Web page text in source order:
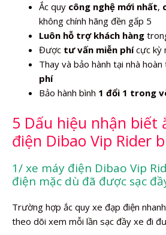
Ắc quy công nghệ mới nhất,
không chính hãng đền gấp 5
Luôn hỗ trợ khách hàng
Được tư vấn miễn phícực kỳ
Thay và bảo hành tại nhà hoàn
phí
Bảo hành bình 1 đổi 1 trong
5 Dấu hiệu nhận biết
điện Dibao Vip Rider
1/ xe máy điện Dibao Vip
điện mặc dù đã được sạc
Trường hợp ắc quy xe đạp điện
theo dõi xem mỗi lần sạc đầy xe đi